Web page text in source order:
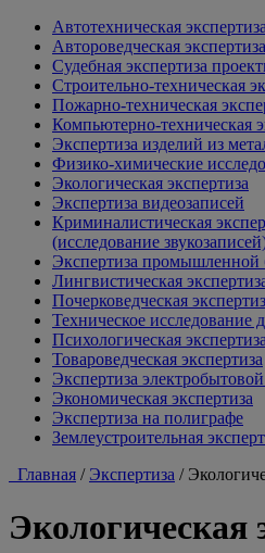
Автотехническая экспертиза
Автороведческая экспертиза
Судебная экспертиза
Строительно-техническая
Пожарно-техническая
Компьютерно-техническая
Экспертиза изделий из
Физико-химические
Экологическая экспертиза
Экспертиза видеозаписей
Криминалистическая
(исследование
Экспертиза промышленной
Лингвистическая
Почерковедческая
Техническое исследование
Психологическая экспертиза
Товароведческая экспертиза
Экспертиза
Экономическая экспертиза
Экспертиза на полиграфе
Землеустроительная
Главная / Экспертиза /
Экологическая